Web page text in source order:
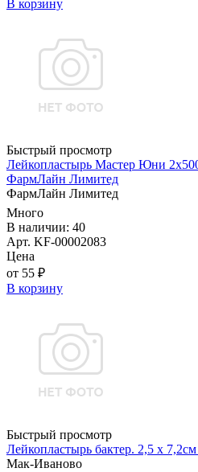
В корзину
Быстрый просмотр
Лейкопластырь Мастер Юни
ФармЛайн Лимитед
ФармЛайн Лимитед
Много
В наличии: 40
Арт. KF-00002083
Цена
от 55 ₽
В корзину
Быстрый просмотр
Лейкопластырь бактер. 2,5 х
Мак-Иваново